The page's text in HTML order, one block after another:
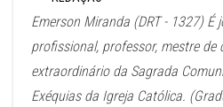
Emerson Miranda (DRT - 1327) É
profissional, professor, mestre de
extraordinário da Sagrada
Exéquias da Igreja Católica.